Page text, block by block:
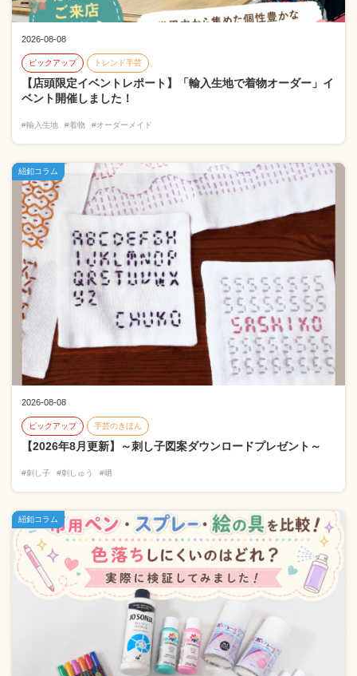
2026-08-08
ピックアップ トレンド手芸
【店頭限定イベントレポート】「輸入生地で着物オーダー」イ
ベント開催しました！
#輸入生地 #着物 #オーダーメイド
2026-08-08
ピックアップ 手芸のきほん
【2026年8月更新】～刺し子図案ダウンロードプレゼント～
#刺し子 #刺しゅう #晒
紐釦コラム
紐釦コラム